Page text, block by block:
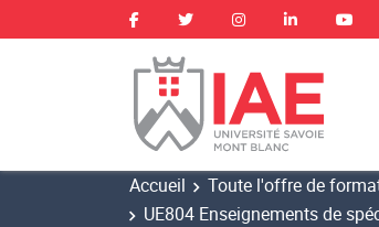
Accueil Toute l'offre de
UE804 Enseignements de